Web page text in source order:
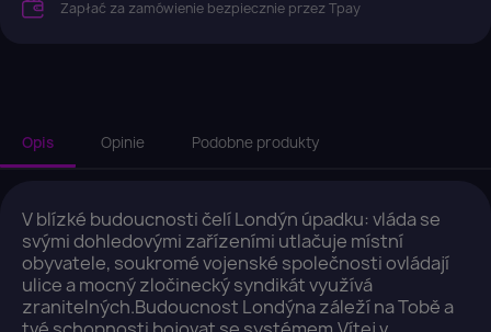
Zapłać za zamówienie bezpiecznie przez Tpay
Opis Opinie Podobne produkty
V blízké budoucnosti čelí Londýn úpadku: vláda se
svými dohledovými zařízeními utlačuje místní
obyvatele, soukromé vojenské společnosti ovládají
ulice a mocný zločinecký syndikát využívá
zranitelných.Budoucnost Londýna záleží na Tobě a